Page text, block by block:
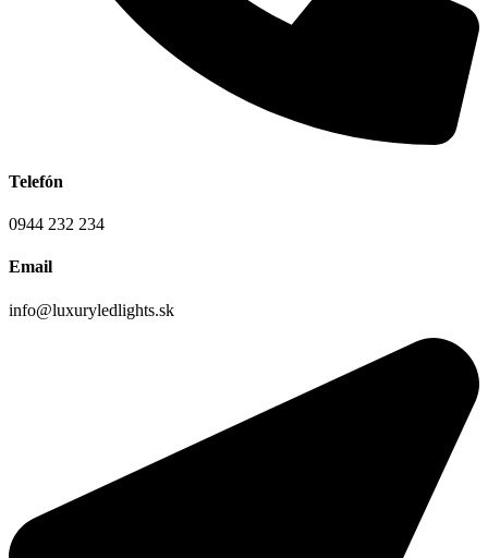
Telefón
0944 232 234
Email
info@luxuryledlights.sk